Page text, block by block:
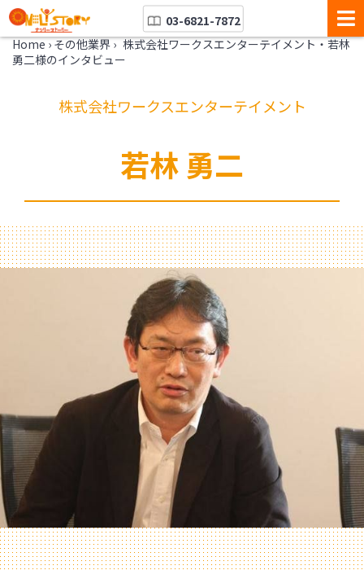
03-6821-7872
Home › その他業界 › 株式会社ワークスエンターテイメント・若林
勇二様のインタビュー
株式会社ワークスエンターテイメント
若林 勇二